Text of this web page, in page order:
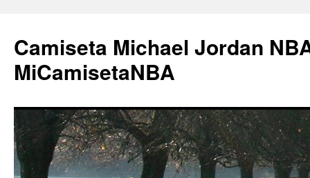
Camiseta Michael Jordan
MiCamisetaNBA